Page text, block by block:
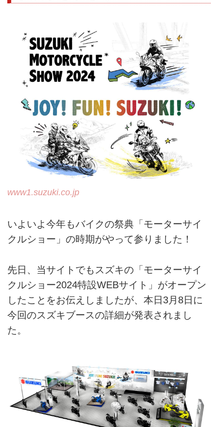
www1.suzuki.co.jp
いよいよ今年もバイクの祭典「モーターサイ
クルショー」の時期がやって参りました！
先日、当サイトでもスズキの「モーターサイ
クルショー2024特設WEBサイト」がオープン
したことをお伝えしましたが、本日3月8日に
今回のスズキブースの詳細が発表されまし
た。